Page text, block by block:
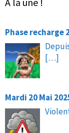
Phase recharge
[…]
Mardi 20 Mai